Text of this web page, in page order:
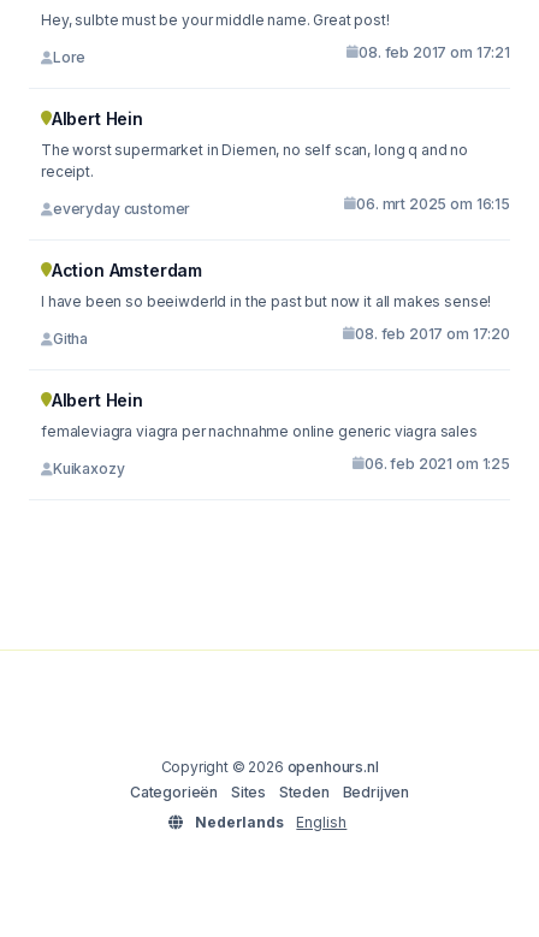
Hey, sulbte must be your middle name. Great post!
Lore 08. feb 2017 om 17:21
Albert Hein
The worst supermarket in Diemen, no self scan, long q and no
receipt.
everyday customer 06. mrt 2025 om 16:15
Action Amsterdam
I have been so beeiwderld in the past but now it all makes sense!
Githa 08. feb 2017 om 17:20
Albert Hein
femaleviagra viagra per nachnahme online generic viagra sales
Kuikaxozy 06. feb 2021 om 1:25
Copyright © 2026 openhours.nl
Categorieën
Sites Steden
Bedrijven
Nederlands
English